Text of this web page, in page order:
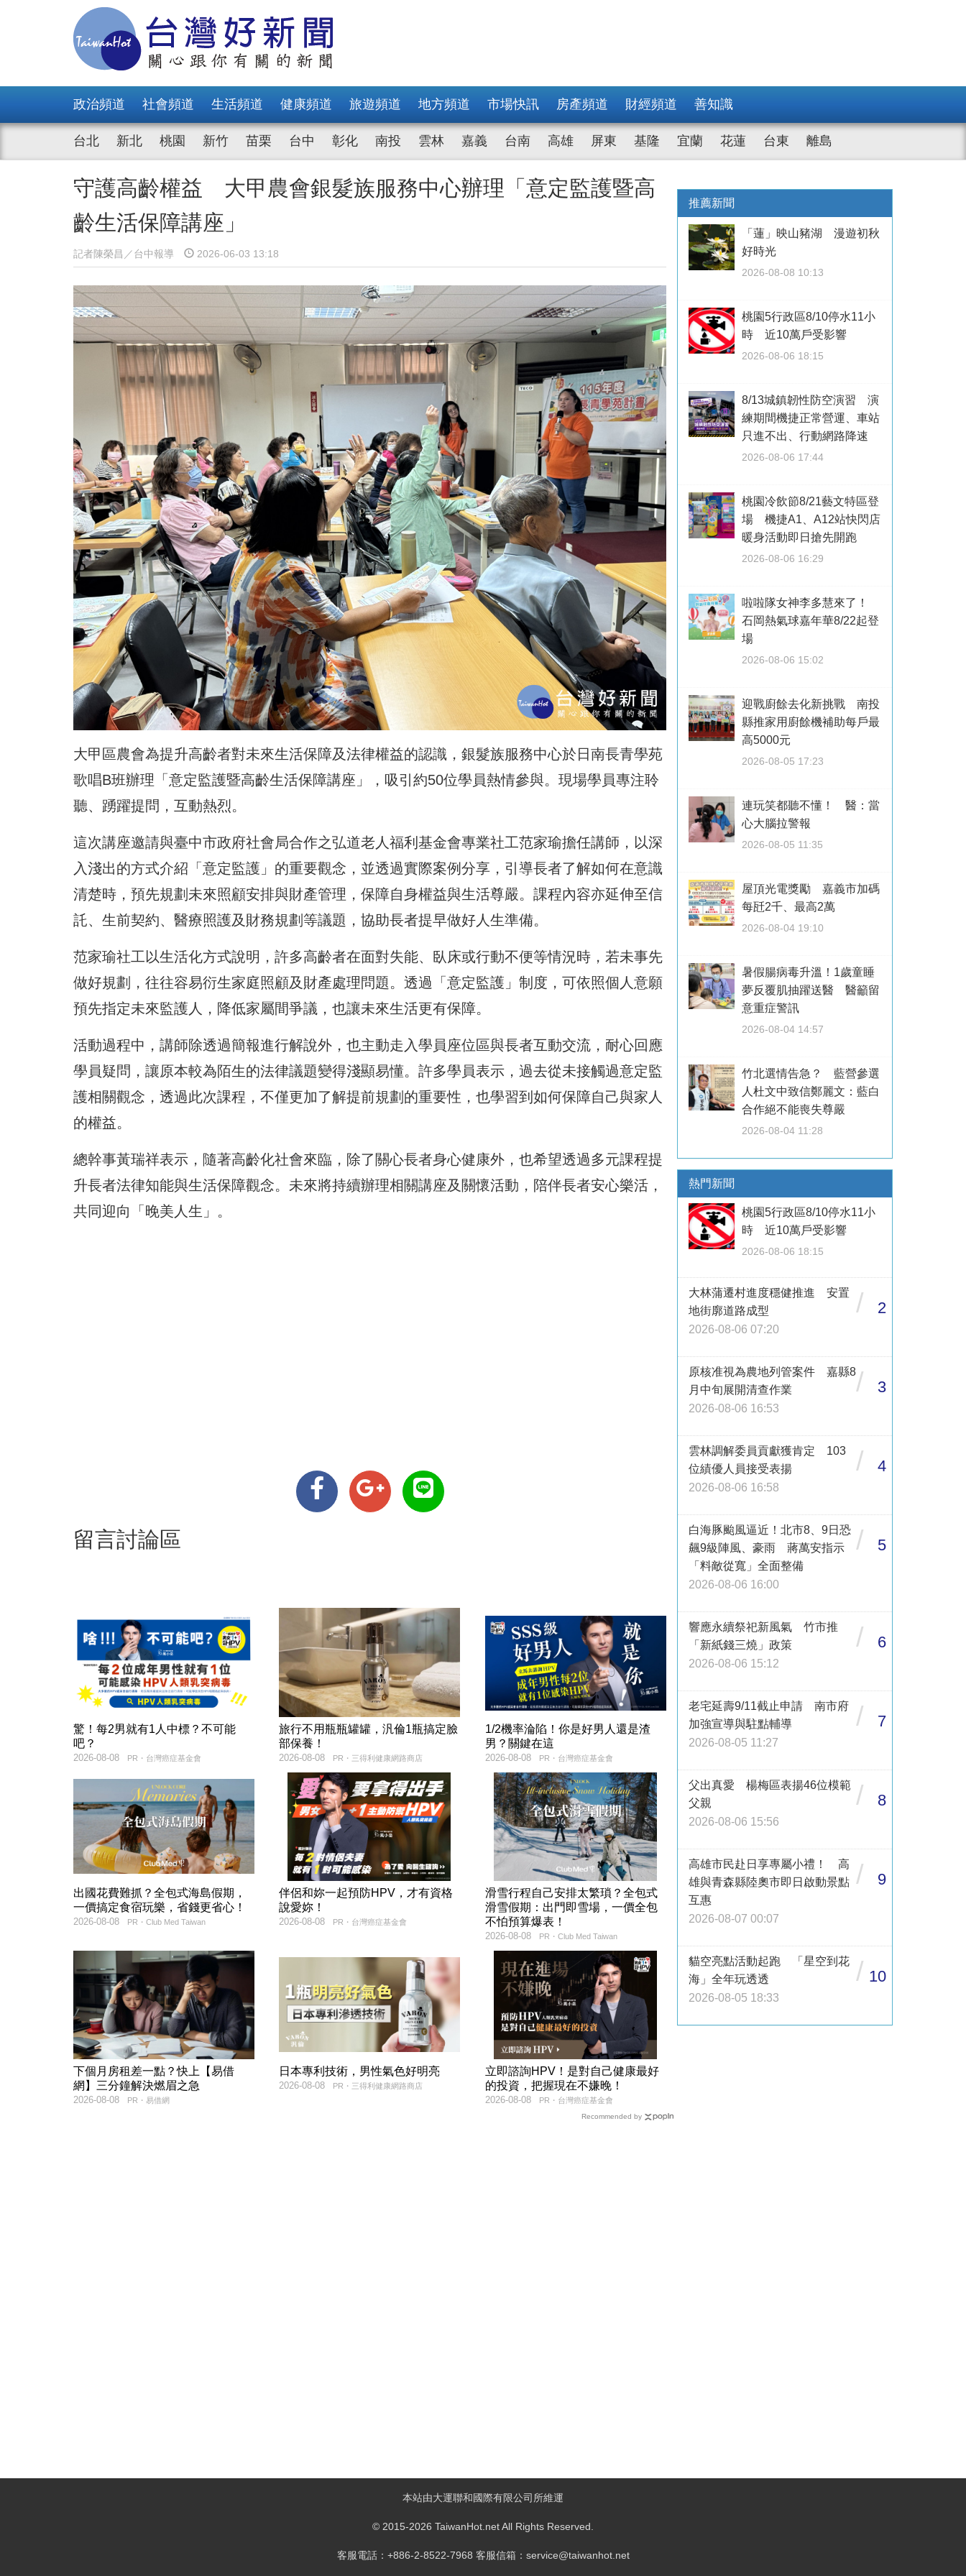
政治頻道 社會頻道 生活頻道 健康頻道 旅遊頻道 地方頻道 市場快訊 房產頻道 財經頻道 善知識
台北 新北 桃園 新竹 苗栗 台中 彰化 南投 雲林 嘉義 台南 高雄 屏東 基隆 宜蘭 花蓮 台東 離島
守護高齡權益 大甲農會銀髮族服務中心辦理「意定監護暨高
齡生活保障講座」
記者陳榮昌／台中報導 2026-06-03 13:18
大甲區農會為提升高齡者對未來生活保障及法律權益的認識，銀髮族服務中心於日南長青學苑
歌唱B班辦理「意定監護暨高齡生活保障講座」，吸引約50位學員熱情參與。現場學員專注聆
聽、踴躍提問，互動熱烈。
這次講座邀請與臺中市政府社會局合作之弘道老人福利基金會專業社工范家瑜擔任講師，以深
入淺出的方式介紹「意定監護」的重要觀念，並透過實際案例分享，引導長者了解如何在意識
清楚時，預先規劃未來照顧安排與財產管理，保障自身權益與生活尊嚴。課程內容亦延伸至信
託、生前契約、醫療照護及財務規劃等議題，協助長者提早做好人生準備。
范家瑜社工以生活化方式說明，許多高齡者在面對失能、臥床或行動不便等情況時，若未事先
做好規劃，往往容易衍生家庭照顧及財產處理問題。透過「意定監護」制度，可依照個人意願
預先指定未來監護人，降低家屬間爭議，也讓未來生活更有保障。
活動過程中，講師除透過簡報進行解說外，也主動走入學員座位區與長者互動交流，耐心回應
學員疑問，讓原本較為陌生的法律議題變得淺顯易懂。許多學員表示，過去從未接觸過意定監
護相關觀念，透過此次課程，不僅更加了解提前規劃的重要性，也學習到如何保障自己與家人
的權益。
總幹事黃瑞祥表示，隨著高齡化社會來臨，除了關心長者身心健康外，也希望透過多元課程提
升長者法律知能與生活保障觀念。未來將持續辦理相關講座及關懷活動，陪伴長者安心樂活，
共同迎向「晚美人生」。
留言討論區
驚！每2男就有1人中標？不可能
吧？
PR・台灣癌症基金會
2026-08-08
旅行不用瓶瓶罐罐，汎倫1瓶搞定臉
部保養！
PR・三得利健康網路商店
2026-08-08
1/2機率淪陷！你是好男人還是渣
男？關鍵在這
PR・台灣癌症基金會
2026-08-08
出國花費難抓？全包式海島假期，
一價搞定食宿玩樂，省錢更省心！
PR・Club Med Taiwan
2026-08-08
伴侶和妳一起預防HPV，才有資格
說愛妳！
PR・台灣癌症基金會
2026-08-08
滑雪行程自己安排太繁瑣？全包式
滑雪假期：出門即雪場，一價全包
不怕預算爆表！
PR・Club Med Taiwan
2026-08-08
下個月房租差一點？快上【易借
網】三分鐘解決燃眉之急
PR・易借網
2026-08-08
日本專利技術，男性氣色好明亮
PR・三得利健康網路商店
2026-08-08
立即諮詢HPV！是對自己健康最好
的投資，把握現在不嫌晚！
PR・台灣癌症基金會
2026-08-08
Recommended by
推薦新聞
「蓮」映山豬湖 漫遊初秋
好時光
2026-08-08 10:13
桃園5行政區8/10停水11小
時 近10萬戶受影響
2026-08-06 18:15
8/13城鎮韌性防空演習 演
練期間機捷正常營運、車站
只進不出、行動網路降速
2026-08-06 17:44
桃園冷飲節8/21藝文特區登
場 機捷A1、A12站快閃店
暖身活動即日搶先開跑
2026-08-06 16:29
啦啦隊女神李多慧來了！
石岡熱氣球嘉年華8/22起登
場
2026-08-06 15:02
迎戰廚餘去化新挑戰 南投
縣推家用廚餘機補助每戶最
高5000元
2026-08-05 17:23
連玩笑都聽不懂！ 醫：當
心大腦拉警報
2026-08-05 11:35
屋頂光電獎勵 嘉義市加碼
每瓩2千、最高2萬
2026-08-04 19:10
暑假腸病毒升溫！1歲童睡
夢反覆肌抽躍送醫 醫籲留
意重症警訊
2026-08-04 14:57
竹北選情告急？ 藍營參選
人杜文中致信鄭麗文：藍白
合作絕不能喪失尊嚴
2026-08-04 11:28
熱門新聞
桃園5行政區8/10停水11小
時 近10萬戶受影響
2026-08-06 18:15
大林蒲遷村進度穩健推進 安置
地街廓道路成型
2026-08-06 07:20
/ 2
原核准視為農地列管案件 嘉縣8
月中旬展開清查作業
2026-08-06 16:53
/ 3
雲林調解委員貢獻獲肯定 103
位績優人員接受表揚
2026-08-06 16:58
/ 4
白海豚颱風逼近！北市8、9日恐
飆9級陣風、豪雨 蔣萬安指示
「料敵從寬」全面整備
2026-08-06 16:00
/ 5
響應永續祭祀新風氣 竹市推
「新紙錢三燒」政策
2026-08-06 15:12
/ 6
老宅延壽9/11截止申請 南市府
加強宣導與駐點輔導
2026-08-05 11:27
/ 7
父出真愛 楊梅區表揚46位模範
父親
2026-08-06 15:56
/ 8
高雄市民赴日享專屬小禮！ 高
雄與青森縣陸奧市即日啟動景點
互惠
2026-08-07 00:07
/ 9
貓空亮點活動起跑 「星空到花
海」全年玩透透
2026-08-05 18:33
/ 10
本站由大運聯和國際有限公司所維運
© 2015-2026 TaiwanHot.net All Rights Reserved.
客服電話：+886-2-8522-7968 客服信箱：service@taiwanhot.net